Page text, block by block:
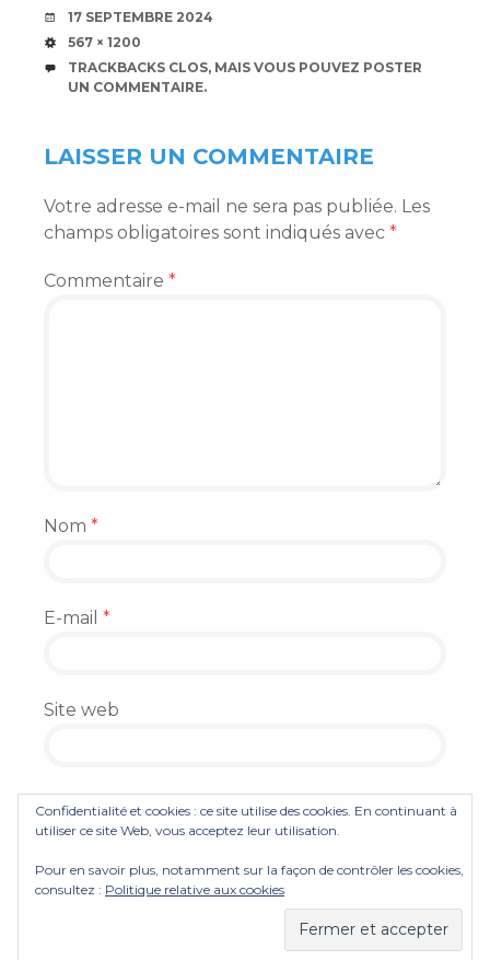
DATE
17 SEPTEMBRE 2024
TAILLE
567 × 1200
TRACKBACKS CLOS, MAIS VOUS POUVEZ POSTER
UN COMMENTAIRE.
LAISSER UN COMMENTAIRE
Votre adresse e-mail ne sera pas publiée. Les
champs obligatoires sont indiqués avec *
Commentaire *
Nom *
E-mail *
Site web
Enregistrer mon nom, mon e-mail et mon
site dans le navigateur pour mon prochain
Confidentialité et cookies : ce site utilise des cookies. En continuant à
utiliser ce site Web, vous acceptez leur utilisation.
Pour en savoir plus, notamment sur la façon de contrôler les cookies,
consultez : Politique relative aux cookies